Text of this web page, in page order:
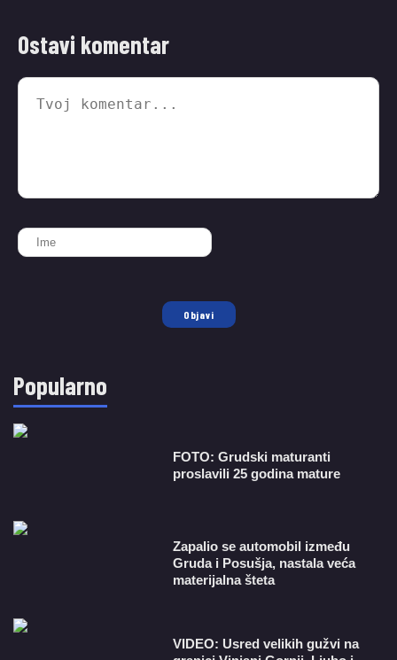
Ostavi komentar
Objavi
Popularno
FOTO: Grudski maturanti
proslavili 25 godina mature
Zapalio se automobil između
Gruda i Posušja, nastala veća
materijalna šteta
VIDEO: Usred velikih gužvi na